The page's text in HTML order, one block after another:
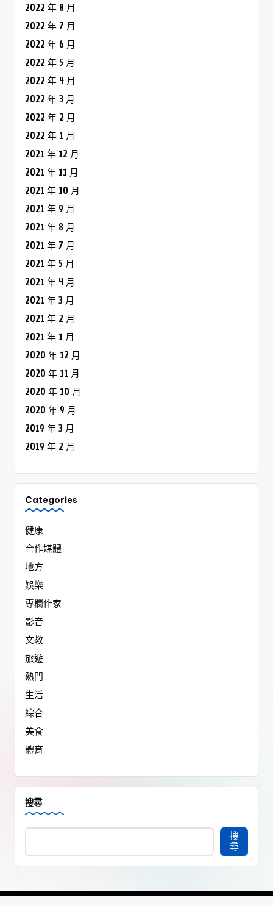
2022 年 8 月
2022 年 7 月
2022 年 6 月
2022 年 5 月
2022 年 4 月
2022 年 3 月
2022 年 2 月
2022 年 1 月
2021 年 12 月
2021 年 11 月
2021 年 10 月
2021 年 9 月
2021 年 8 月
2021 年 7 月
2021 年 5 月
2021 年 4 月
2021 年 3 月
2021 年 2 月
2021 年 1 月
2020 年 12 月
2020 年 11 月
2020 年 10 月
2020 年 9 月
2019 年 3 月
2019 年 2 月
Categories
健康
合作媒體
地方
娛樂
專欄作家
影音
文教
旅遊
熱門
生活
綜合
美食
體育
搜尋
搜
尋